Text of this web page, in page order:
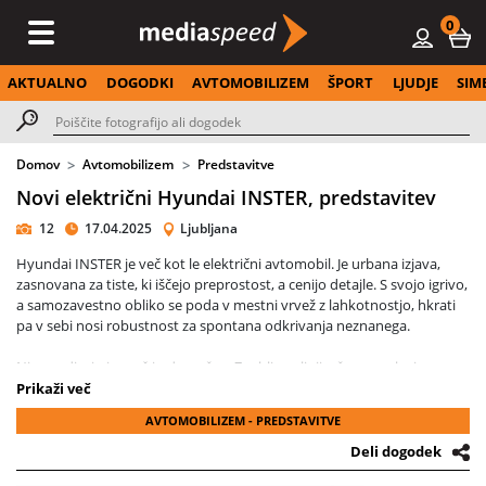
0
AKTUALNO DOGODKI AVTOMOBILIZEM ŠPORT LJUDJE
Domov Avtomobilizem Predstavitve
Novi električni Hyundai INSTER, predstavitev
12 17.04.2025 Ljubljana
Hyundai INSTER je več kot le električni avtomobil. Je urbana izjava,
zasnovana za tiste, ki iščejo preprostost, a cenijo detajle. S svojo igrivo,
a samozavestno obliko se poda v mestni vrvež z lahkotnostjo, hkrati
pa v sebi nosi robustnost za spontana odkrivanja neznanega.
Njegov dizajn je svež in drugačen. Zaobljene linije, črna maska in
ikonični LED žarometi s pikčastim vzorcem ustvarjajo sodoben, skoraj
futurističen izraz. Barvna paleta, navdihnjena z naravnimi toni korejske
kulture, daje vozilu estetsko mehkobo, ki jo dopolnjujejo elegantna
aluminijasta platišča in subtilni detajli zunanjosti. Vsak element vozila
deluje premišljeno – nič ni odveč, a vse nosi značaj.
Prikaži več
AVTOMOBILIZEM - PREDSTAVITVE
Deli dogodek